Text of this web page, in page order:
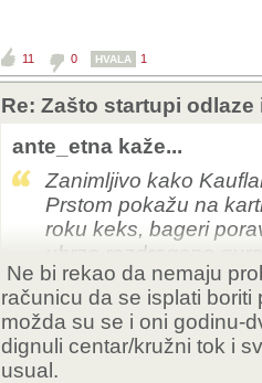
11 0 HVALA 1
Re: Zašto startupi
ante_etna kaže...
Zanimljivo kako
Prstom pokažu na
roku keks, bageri
ubrzo razdragano
šerifa.
Ne bi rekao da nemaju
računicu da se isplati boriti
možda su se i oni godinu-
dignuli centar/kružni tok i
usual.